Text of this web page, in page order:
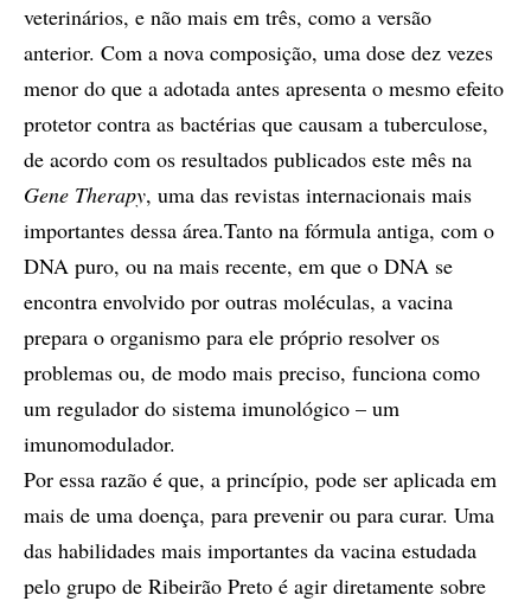
veterinários, e não mais em três, como a versão
anterior. Com a nova composição, uma dose dez vezes
menor do que a adotada antes apresenta o mesmo efeito
protetor contra as bactérias que causam a tuberculose,
de acordo com os resultados publicados este mês na
Gene Therapy, uma das revistas internacionais mais
importantes dessa área.Tanto na fórmula antiga, com o
DNA puro, ou na mais recente, em que o DNA se
encontra envolvido por outras moléculas, a vacina
prepara o organismo para ele próprio resolver os
problemas ou, de modo mais preciso, funciona como
um regulador do sistema imunológico – um
imunomodulador.
Por essa razão é que, a princípio, pode ser aplicada em
mais de uma doença, para prevenir ou para curar. Uma
das habilidades mais importantes da vacina estudada
pelo grupo de Ribeirão Preto é agir diretamente sobre